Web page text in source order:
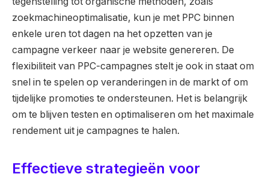
zoekmachineoptimalisatie, kun je met PPC binnen
enkele uren tot dagen na het opzetten van je
campagne verkeer naar je website genereren. De
flexibiliteit van PPC-campagnes stelt je ook in staat om
snel in te spelen op veranderingen in de markt of om
tijdelijke promoties te ondersteunen. Het is belangrijk
om te blijven testen en optimaliseren om het maximale
rendement uit je campagnes te halen.
Effectieve strategieën voor